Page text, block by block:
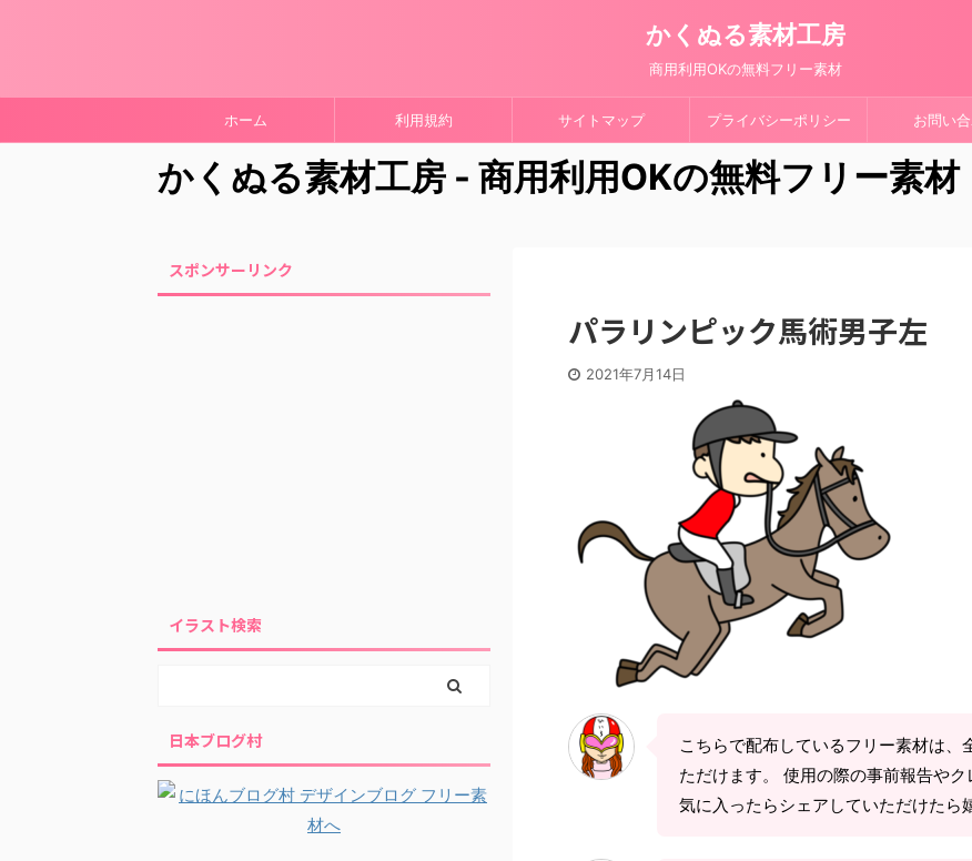
かくぬる素材工房
商用利用OKの無料フリー素材
ホーム 利用規約 サイトマップ プライバシーポリシー お問い
かくぬる素材工房 - 商用利用OKの無料フリー素材
パラリンピック馬術男子左
2021年7月14日
こちらで配布しているフリー素材は
ただけます。 使用の際の事前報告やク
気に入ったらシェアしていただけたら
スポンサーリンク
イラスト検索
日本ブログ村